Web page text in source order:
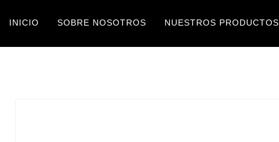
INICIO SOBRE NOSOTROS NUESTROS PRODUCTOS